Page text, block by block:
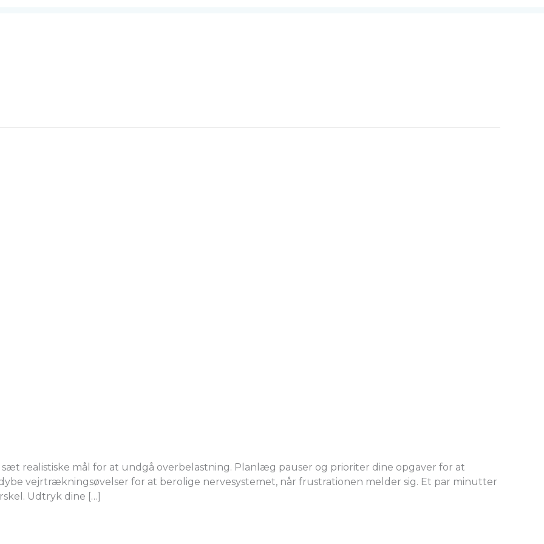
realistiske mål for at undgå overbelastning. Planlæg pauser og prioriter dine opgaver for at
vejrtrækningsøvelser for at berolige nervesystemet, når frustrationen melder sig. Et par minutter
Udtryk dine […]